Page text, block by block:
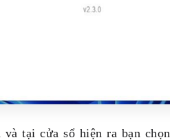
tại cửa sổ hiện ra bạn